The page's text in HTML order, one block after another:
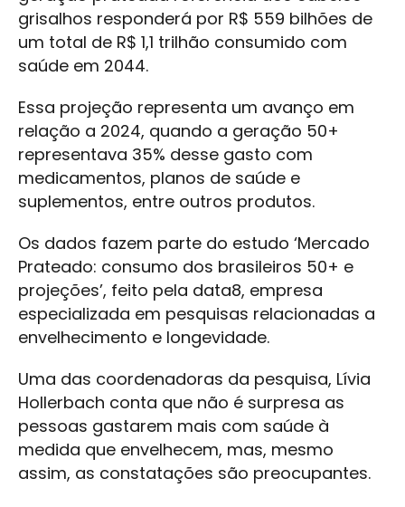
grisalhos responderá por R$ 559 bilhões de
um total de R$ 1,1 trilhão consumido com
saúde em 2044.
Essa projeção representa um avanço em
relação a 2024, quando a geração 50+
representava 35% desse gasto com
medicamentos, planos de saúde e
suplementos, entre outros produtos.
Os dados fazem parte do estudo ‘Mercado
Prateado: consumo dos brasileiros 50+ e
projeções’, feito pela data8, empresa
especializada em pesquisas relacionadas a
envelhecimento e longevidade.
Uma das coordenadoras da pesquisa, Lívia
Hollerbach conta que não é surpresa as
pessoas gastarem mais com saúde à
medida que envelhecem, mas, mesmo
assim, as constatações são preocupantes.